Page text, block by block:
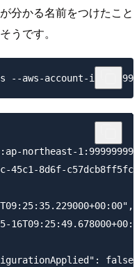
分かる名前をつけたこと
うです。
northeast-
45c1-8d6f-
false,